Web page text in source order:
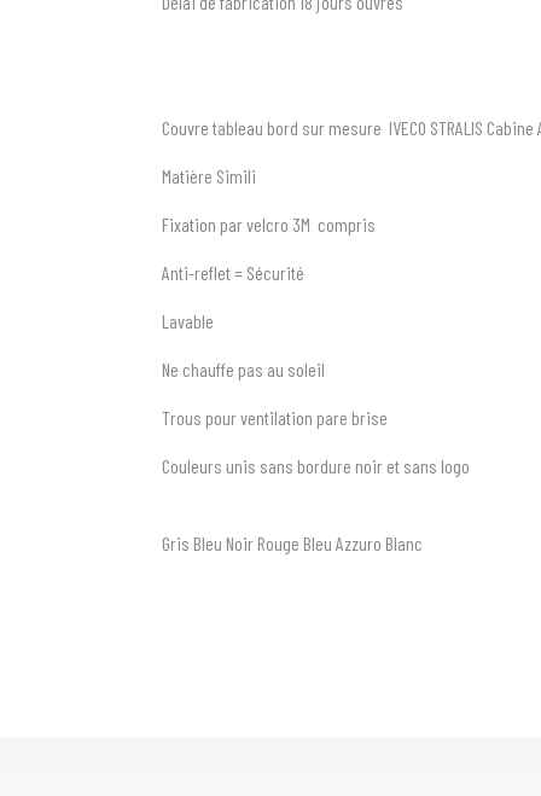
Couvre tableau bord sur mesure IVECO STRALIS
Matière Simili
Fixation par velcro 3M compris
Anti-reflet = Sécurité
Lavable
Ne chauffe pas au soleil
Trous pour ventilation pare brise
Couleurs unis sans bordure noir et sans logo
Gris Bleu Noir Rouge Bleu Azzuro Blanc